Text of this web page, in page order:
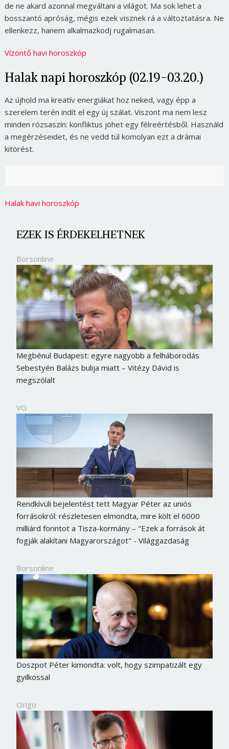
de ne akard azonnal megváltani a világot. Ma sok lehet a
bosszantó apróság, mégis ezek visznek rá a változtatásra. Ne
ellenkezz, hanem alkalmazkodj rugalmasan.
Vízöntő havi horoszkóp
Halak napi horoszkóp (02.19-03.20.)
Az újhold ma kreatív energiákat hoz neked, vagy épp a
szerelem terén indít el egy új szálat. Viszont ma nem lesz
minden rózsaszín: konfliktus jöhet egy félreértésből. Használd
a megérzéseidet, és ne vedd túl komolyan ezt a drámai
kitörést.
Halak havi horoszkóp
EZEK IS ÉRDEKELHETNEK
Borsonline
Megbénul Budapest: egyre nagyobb a felháborodás
Sebestyén Balázs bulija miatt – Vitézy Dávid is
megszólalt
VG
Rendkívüli bejelentést tett Magyar Péter az uniós
forrásokról: részletesen elmondta, mire költ el 6000
milliárd forintot a Tisza-kormány – "Ezek a források át
fogják alakítani Magyarországot" - Világgazdaság
Borsonline
Doszpot Péter kimondta: volt, hogy szimpatizált egy
gyilkossal
Origo